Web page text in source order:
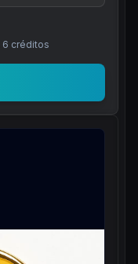
6 créditos